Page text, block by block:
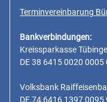
Terminvereinbarung
Bankverbindungen:
Kreissparkasse
DE 38 6415 0020 0005
Volksbank
DE 74 6416 1397 0095